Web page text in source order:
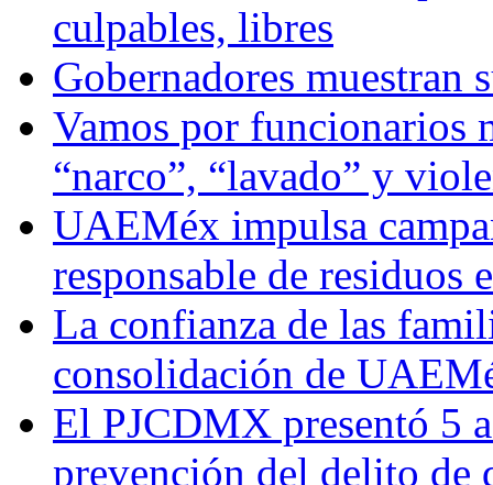
culpables, libres
Gobernadores muestran
Vamos por funcionarios
“narco”, “lavado” y
UAEMéx impulsa
responsable de residuos
La confianza de las
consolidación de
El PJCDMX presentó 5
prevención del delito de